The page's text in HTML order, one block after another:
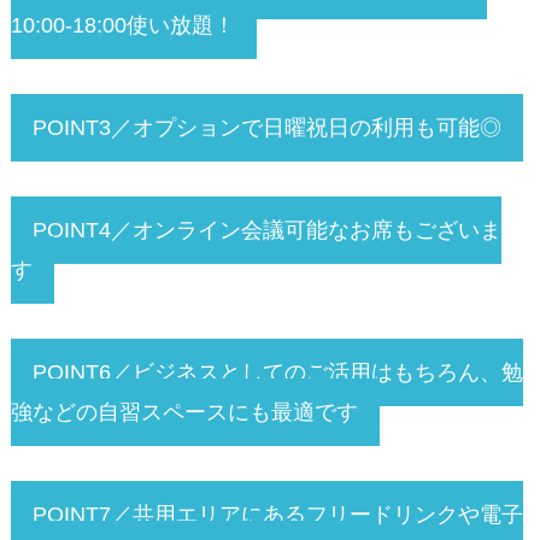
10:00-18:00使い放題！
POINT3／オプションで日曜祝日の利用も可能◎
POINT4／オンライン会議可能なお席もございま
す
POINT6／ビジネスとしてのご活用はもちろん、勉
強などの自習スペースにも最適です
POINT7／共用エリアにあるフリードリンクや電子